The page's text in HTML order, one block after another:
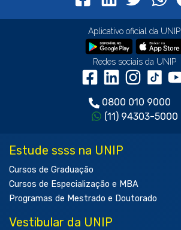
Aplicativo oficial da UNIP
Redes sociais da UNIP
0800 010 9000
(11) 94303-5000
Estude ssss na UNIP
Cursos de Graduação
Cursos de Especialização e MBA
Programas de Mestrado e Doutorado
Vestibular da UNIP